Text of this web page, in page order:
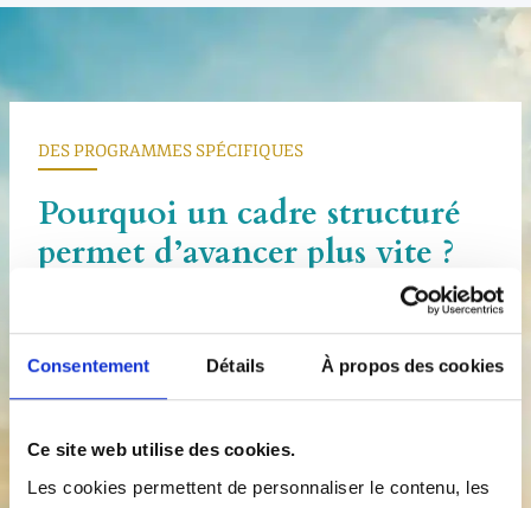
Consentement Détails À propos des cookies
Ce site web utilise des cookies.
Les cookies permettent de personnaliser le contenu, les
DES PROGRAMMES SPÉCIFIQUES
Pourquoi un cadre structuré
permet d’avancer plus vite ?
Des programmes d’accompagnement
spécialement conçus pour un changement
rapide
Certaines prises de conscience peuvent créer un déclic. Mais
lorsqu’un schéma est ancien, répétitif ou profondément